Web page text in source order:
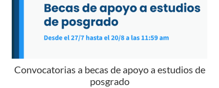
Convocatorias a becas de apoyo a estudios de
posgrado